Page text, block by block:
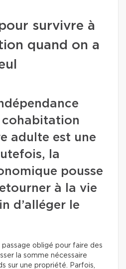
survivre à
quand on a
cohabitation
adulte est une
la
pousse
à la vie
d’alléger le
passage obligé pour faire des
la somme nécessaire
sur une propriété. Parfois,